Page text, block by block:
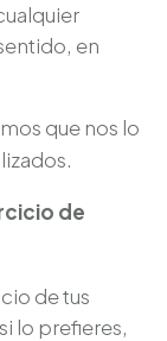
en
que nos lo
de
de tus
lo prefieres,